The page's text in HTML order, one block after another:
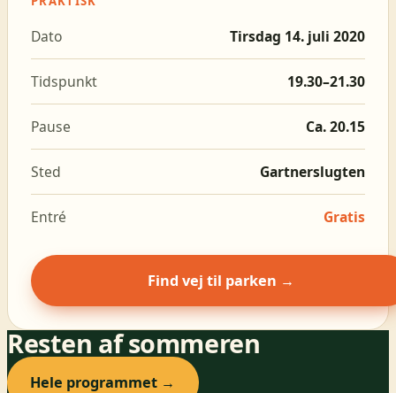
Dato Tirsdag 14. juli 2020
Tidspunkt 19.30–21.30
Pause Ca. 20.15
Sted Gartnerslugten
Entré Gratis
Find vej til parken →
Resten af sommeren
Hele programmet →